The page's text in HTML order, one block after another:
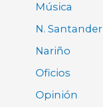
Música
N. Santander
Nariño
Oficios
Opinión